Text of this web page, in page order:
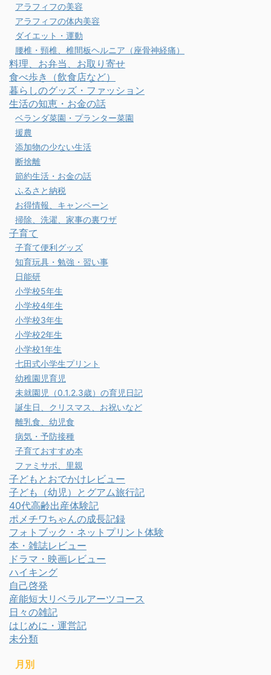
アラフィフの美容
アラフィフの体内美容
ダイエット・運動
腰椎・頸椎、椎間板ヘルニア（座骨神経痛）
料理、お弁当、お取り寄せ
食べ歩き（飲食店など）
暮らしのグッズ・ファッション
生活の知恵・お金の話
ベランダ菜園・プランター菜園
援農
添加物の少ない生活
断捨離
節約生活・お金の話
ふるさと納税
お得情報、キャンペーン
掃除、洗濯、家事の裏ワザ
子育て
子育て便利グッズ
知育玩具・勉強・習い事
日能研
小学校5年生
小学校4年生
小学校3年生
小学校2年生
小学校1年生
七田式小学生プリント
幼稚園児育児
未就園児（0.1.2.3歳）の育児日記
誕生日、クリスマス、お祝いなど
離乳食、幼児食
病気・予防接種
子育ておすすめ本
ファミサポ、里親
子どもとおでかけレビュー
子ども（幼児）とグアム旅行記
40代高齢出産体験記
ポメチワちゃんの成長記録
フォトブック・ネットプリント体験
本・雑誌レビュー
ドラマ・映画レビュー
ハイキング
自己啓発
産能短大リベラルアーツコース
日々の雑記
はじめに・運営記
未分類
月別